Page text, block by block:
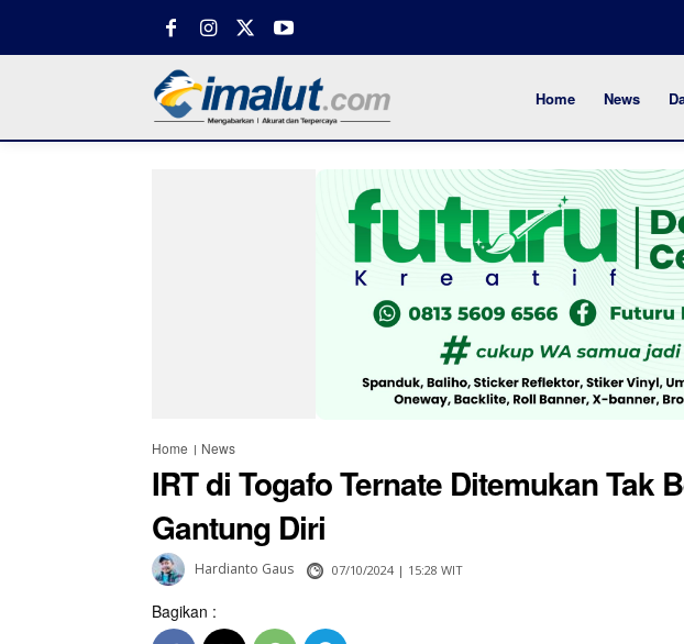
Home News
Home News
IRT di Togafo Ternate Ditemukan Tak
Gantung Diri
Hardianto Gaus 07/10/2024 | 15:28 WIT
Bagikan :